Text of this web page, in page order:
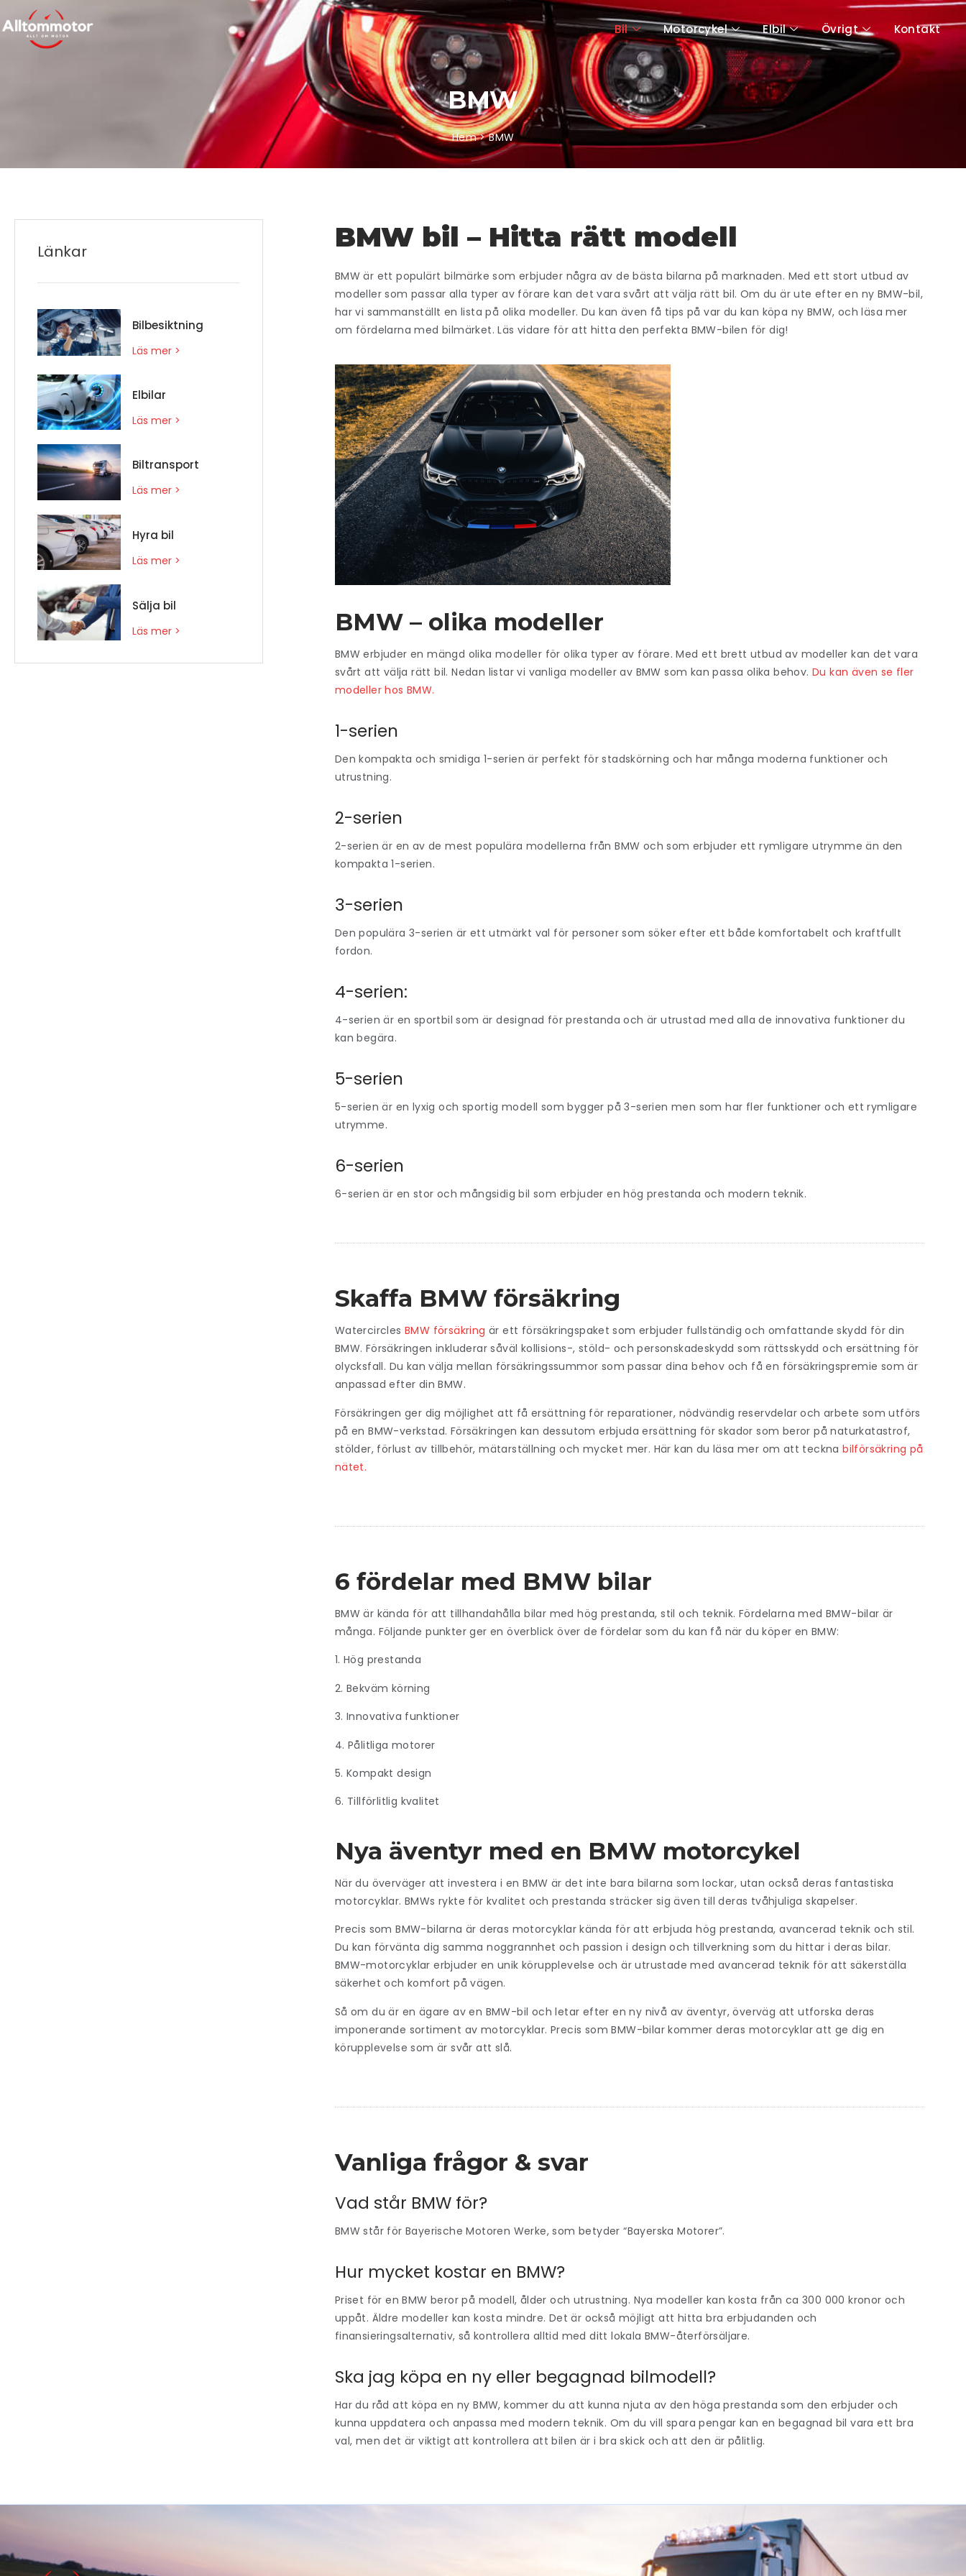
Bil Motorcykel Elbil Övrigt Kontakt
BMW
Hem > BMW
Länkar
Bilbesiktning
Läs mer >
Elbilar
Läs mer >
Biltransport
Läs mer >
Hyra bil
Läs mer >
Sälja bil
Läs mer >
BMW bil – Hitta rätt modell
BMW är ett populärt bilmärke som erbjuder några av de bästa bilarna på marknaden. Med ett stort utbud av
modeller som passar alla typer av förare kan det vara svårt att välja rätt bil. Om du är ute efter en ny BMW-bil,
har vi sammanställt en lista på olika modeller. Du kan även få tips på var du kan köpa ny BMW, och läsa mer
om fördelarna med bilmärket. Läs vidare för att hitta den perfekta BMW-bilen för dig!
BMW – olika modeller
BMW erbjuder en mängd olika modeller för olika typer av förare. Med ett brett utbud av modeller kan det vara
svårt att välja rätt bil. Nedan listar vi vanliga modeller av BMW som kan passa olika behov. Du kan även se fler
modeller hos BMW.
1-serien
Den kompakta och smidiga 1-serien är perfekt för stadskörning och har många moderna funktioner och
utrustning.
2-serien
2-serien är en av de mest populära modellerna från BMW och som erbjuder ett rymligare utrymme än den
kompakta 1-serien.
3-serien
Den populära 3-serien är ett utmärkt val för personer som söker efter ett både komfortabelt och kraftfullt
fordon.
4-serien:
4-serien är en sportbil som är designad för prestanda och är utrustad med alla de innovativa funktioner du
kan begära.
5-serien
5-serien är en lyxig och sportig modell som bygger på 3-serien men som har fler funktioner och ett rymligare
utrymme.
6-serien
6-serien är en stor och mångsidig bil som erbjuder en hög prestanda och modern teknik.
Skaffa BMW försäkring
Watercircles BMW försäkring är ett försäkringspaket som erbjuder fullständig och omfattande skydd för din
BMW. Försäkringen inkluderar såväl kollisions-, stöld- och personskadeskydd som rättsskydd och ersättning för
olycksfall. Du kan välja mellan försäkringssummor som passar dina behov och få en försäkringspremie som är
anpassad efter din BMW.
Försäkringen ger dig möjlighet att få ersättning för reparationer, nödvändig reservdelar och arbete som utförs
på en BMW-verkstad. Försäkringen kan dessutom erbjuda ersättning för skador som beror på naturkatastrof,
stölder, förlust av tillbehör, mätarställning och mycket mer. Här kan du läsa mer om att tecknabilförsäkring på
nätet.
6 fördelar med BMW bilar
BMW är kända för att tillhandahålla bilar med hög prestanda, stil och teknik. Fördelarna med BMW-bilar är
många. Följande punkter ger en överblick över de fördelar som du kan få när du köper en BMW:
1. Hög prestanda
2. Bekväm körning
3. Innovativa funktioner
4. Pålitliga motorer
5. Kompakt design
6. Tillförlitlig kvalitet
Nya äventyr med en BMW motorcykel
När du överväger att investera i en BMW är det inte bara bilarna som lockar, utan också deras fantastiska
motorcyklar. BMWs rykte för kvalitet och prestanda sträcker sig även till deras tvåhjuliga skapelser.
Precis som BMW-bilarna är deras motorcyklar kända för att erbjuda hög prestanda, avancerad teknik och stil.
Du kan förvänta dig samma noggrannhet och passion i design och tillverkning som du hittar i deras bilar.
BMW-motorcyklar erbjuder en unik körupplevelse och är utrustade med avancerad teknik för att säkerställa
säkerhet och komfort på vägen.
Så om du är en ägare av en BMW-bil och letar efter en ny nivå av äventyr, överväg att utforska deras
imponerande sortiment av motorcyklar. Precis som BMW-bilar kommer deras motorcyklar att ge dig en
körupplevelse som är svår att slå.
Vanliga frågor & svar
Vad står BMW för?
BMW står för Bayerische Motoren Werke, som betyder “Bayerska Motorer”.
Hur mycket kostar en BMW?
Priset för en BMW beror på modell, ålder och utrustning. Nya modeller kan kosta från ca 300 000 kronor och
uppåt. Äldre modeller kan kosta mindre. Det är också möjligt att hitta bra erbjudanden och
finansieringsalternativ, så kontrollera alltid med ditt lokala BMW-återförsäljare.
Ska jag köpa en ny eller begagnad bilmodell?
Har du råd att köpa en ny BMW, kommer du att kunna njuta av den höga prestanda som den erbjuder och
kunna uppdatera och anpassa med modern teknik. Om du vill spara pengar kan en begagnad bil vara ett bra
val, men det är viktigt att kontrollera att bilen är i bra skick och att den är pålitlig.